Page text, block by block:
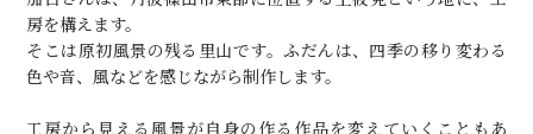
房を構えます。
そこは原初風景の残る里山です。ふだんは、四季の移り変わる
色や音、風などを感じながら制作します。
工房から見える風景が自身の作る作品を変えていくこともあ